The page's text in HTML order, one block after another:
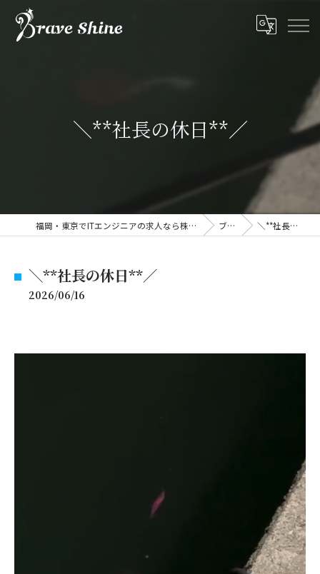
＼**社長の休日**／
福岡・東京でITエンジニアの求人なら株式会社ブレイブシャイン ブログ ＼**社長の休日**／
＼**社長の休日**／
2026/06/16